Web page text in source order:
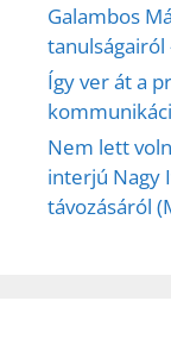
Galambos
tanulságairól
Így ver át a
Nem lett
interjú Nagy
távozásáról